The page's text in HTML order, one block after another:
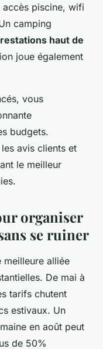
accès piscine, wifi
camping
haut de
joue également
vous
budgets.
avis clients et
le meilleur
organiser
se ruiner
meilleure alliée
De mai à
tarifs chutent
estivaux. Un
en août peut
de 50%